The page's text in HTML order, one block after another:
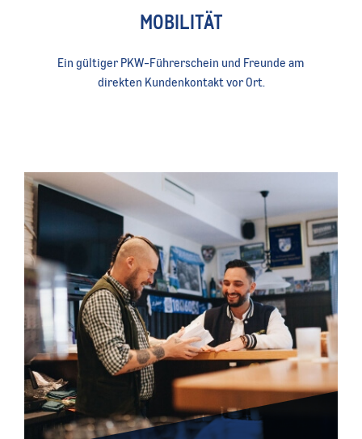
MOBILITÄT
Ein gültiger PKW-Führerschein und Freunde am
direkten Kundenkontakt vor Ort.